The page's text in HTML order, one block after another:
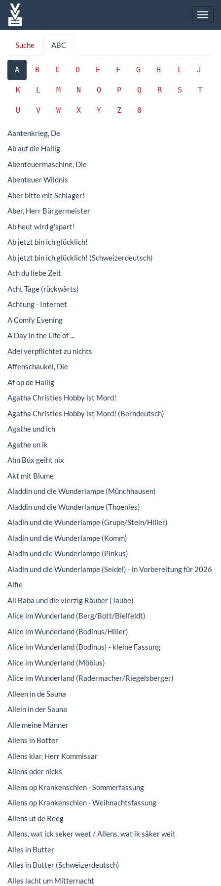
Suche ABC
A B C D E F G H I J
K L M N O P Q R S T
U V W X Y Z 0
Aantenkrieg, De
Ab auf die Hallig
Abenteuermaschine, Die
Abenteuer Wildnis
Aber bitte mit Schlager!
Aber, Herr Bürgermeister
Ab heut wird g'spart!
Ab jetzt bin ich glücklich!
Ab jetzt bin ich glücklich! (Schweizerdeutsch)
Ach du liebe Zeit
Acht Tage (rückwärts)
Achtung - Internet
A Comfy Evening
A Day in the Life of ...
Adel verpflichtet zu nichts
Affenschaukel, Die
Af op de Hallig
Agatha Christies Hobby ist Mord!
Agatha Christies Hobby ist Mord! (Berndeutsch)
Agathe und ich
Agathe un ik
Ahn Büx geiht nix
Akt mit Blume
Aladdin und die Wunderlampe (Münchhausen)
Aladdin und die Wunderlampe (Thoenies)
Aladin und die Wunderlampe (Grupe/Stein/Hiller)
Aladin und die Wunderlampe (Komm)
Aladin und die Wunderlampe (Pinkus)
Aladin und die Wunderlampe (Seidel) - in Vorbereitung für 2026
Alfie
Ali Baba und die vierzig Räuber (Taube)
Alice im Wunderland (Berg/Bott/Bielfeldt)
Alice im Wunderland (Bodinus/Hiller)
Alice im Wunderland (Bodinus) - kleine Fassung
Alice im Wunderland (Möbius)
Alice im Wunderland (Radermacher/Riegelsberger)
Alleen in de Sauna
Allein in der Sauna
Alle meine Männer
Allens in Botter
Allens klar, Herr Kommissar
Allens oder nicks
Allens op Krankenschien - Sommerfassung
Allens op Krankenschien - Weihnachtsfassung
Allens ut de Reeg
Allens, wat ick seker weet / Allens, wat ik säker weit
Alles in Butter
Alles in Butter (Schweizerdeutsch)
Alles lacht um Mitternacht